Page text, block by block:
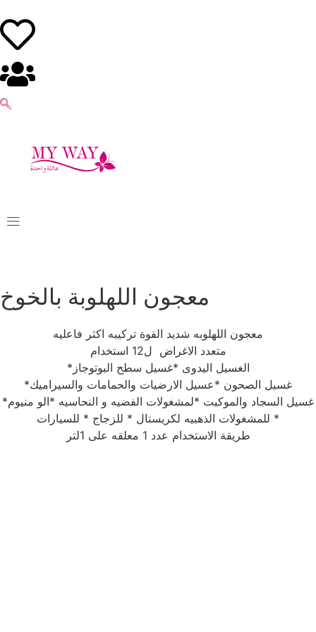
معجون اللهلوبة بالخوخ
معجون اللهلوبه شديد القوة تركيبه اكثر فاعليه
متعدد الاغراض ل12 استخدام
*الغسيل اليدوى *غسيل سطح البوتوجاز
*غسيل الصحون *عسيل الارضيات والحمامات والسيراميك
*غسيل السجاد والموكيت *لمشغولات الفضيه و النحاسيه *الو منيوم
* للمشغولات الذهبيه لكريستال * للزجاج * للسيارات
طريقة الاستخدام عدد 1 معلقه على 1لتر